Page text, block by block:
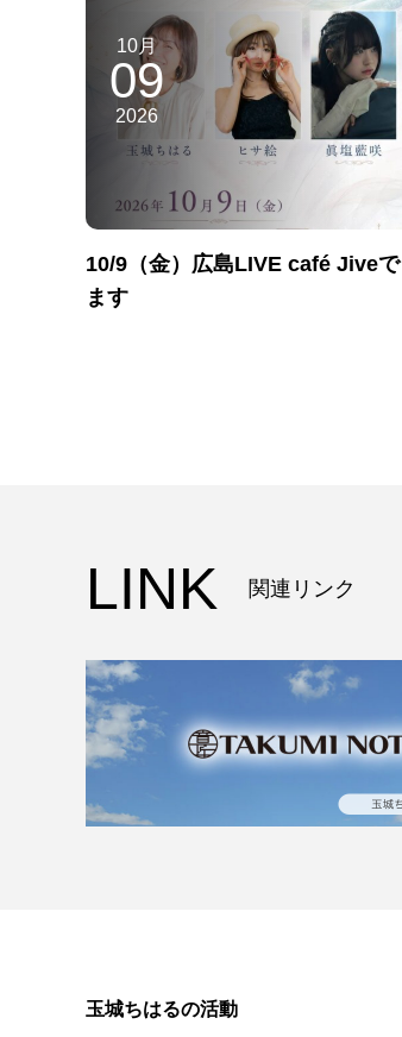
10月
09
2026
10/9（金）広島LIVE café Jive
ます
LINK 関連リンク
玉城ちはるの活動